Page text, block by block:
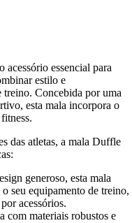
essencial para
estilo e
treino. Concebida por uma
esta mala incorpora o
das atletas, a mala Duffle
generoso, esta mala
seu equipamento de treino,
acessórios.
com materiais robustos e